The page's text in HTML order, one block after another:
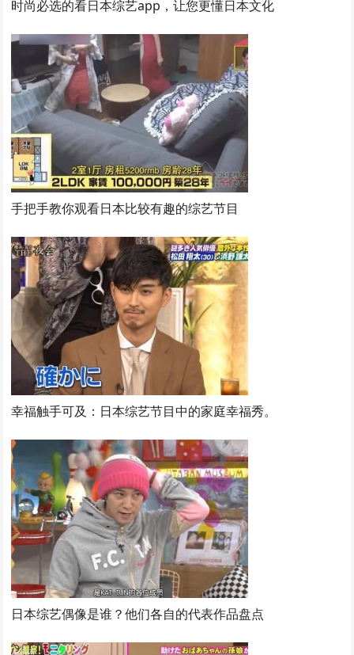
时尚必选的看日本综艺app，让您更懂日本文化
手把手教你观看日本比较有趣的综艺节目
幸福触手可及：日本综艺节目中的家庭幸福秀。
日本综艺偶像是谁？他们各自的代表作品盘点